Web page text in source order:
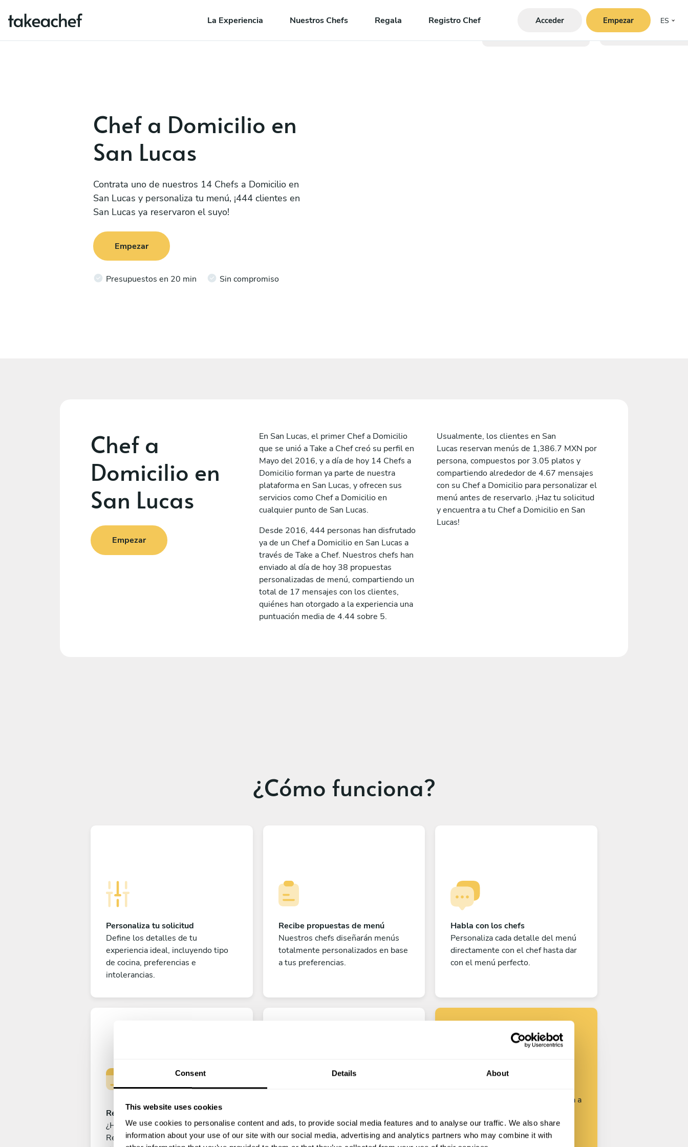
Consent Details About
This website uses cookies
We use cookies to personalise content and ads, to provide social media features and to analyse our traffic. We also share
information about your use of our site with our social media, advertising and analytics partners who may combine it with
La Experiencia Nuestros Chefs Regala Registro Chef Acceder Empezar ES
Chef a Domicilio en
San Lucas
Contrata uno de nuestros 14 Chefs a Domicilio en
San Lucas y personaliza tu menú, ¡444 clientes en
San Lucas ya reservaron el suyo!
Empezar
Presupuestos en 20 min Sin compromiso
Chef a
Domicilio en
San Lucas
Empezar
En San Lucas, el primer Chef a Domicilio
que se unió a Take a Chef creó su perfil en
Mayo del 2016, y a día de hoy 14 Chefs a
Domicilio forman ya parte de nuestra
plataforma en San Lucas, y ofrecen sus
servicios como Chef a Domicilio en
cualquier punto de San Lucas.
Desde 2016, 444 personas han disfrutado
ya de un Chef a Domicilio en San Lucas a
través de Take a Chef. Nuestros chefs han
enviado al día de hoy 38 propuestas
personalizadas de menú, compartiendo un
total de 17 mensajes con los clientes,
quiénes han otorgado a la experiencia una
puntuación media de 4.44 sobre 5.
Usualmente, los clientes en San
Lucas reservan menús de 1,386.7 MXN por
persona, compuestos por 3.05 platos y
compartiendo alrededor de 4.67 mensajes
con su Chef a Domicilio para personalizar el
menú antes de reservarlo. ¡Haz tu solicitud
y encuentra a tu Chef a Domicilio en San
Lucas!
¿Cómo funciona?
Personaliza tu solicitud
Define los detalles de tu
experiencia ideal, incluyendo tipo
de cocina, preferencias e
intolerancias.
Recibe propuestas de menú
Nuestros chefs diseñarán menús
totalmente personalizados en base
a tus preferencias.
Habla con los chefs
Personaliza cada detalle del menú
directamente con el chef hasta dar
con el menú perfecto.
Reserva tu experiencia
¿Has cerrado ya el menú perfecto?
Realiza el pago para reservar tu
¡Todo listo! Ya solo queda contar
los días para disfrutar de la
Encuentra tu
chef
Personaliza tu solicitud y empieza a